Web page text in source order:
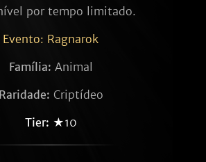
por tempo limitado.
Evento: Ragnarok
Família: Animal
Raridade: Criptídeo
Tier: ★10